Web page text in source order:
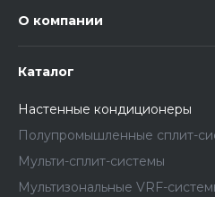
О компании
Каталог
Настенные кондиционеры
Полупромышленные сплит-
Мульти-сплит-системы
Мультизональные VRF-